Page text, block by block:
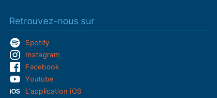
Retrouvez-nous sur
Spotify
Instagram
Facebook
Youtube
L'application iOS